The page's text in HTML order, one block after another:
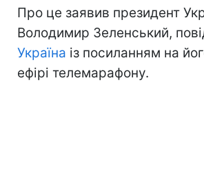
Про це заявив президент
Володимир Зеленський,
Україна із посиланням на
ефірі телемарафону.